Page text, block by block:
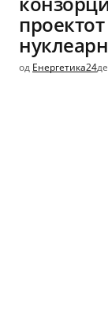
од Енергетика24